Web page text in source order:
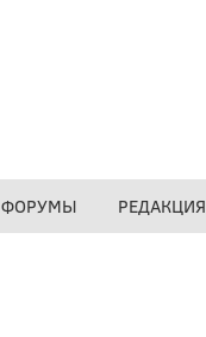
ФОРУМЫ РЕДАКЦИЯ